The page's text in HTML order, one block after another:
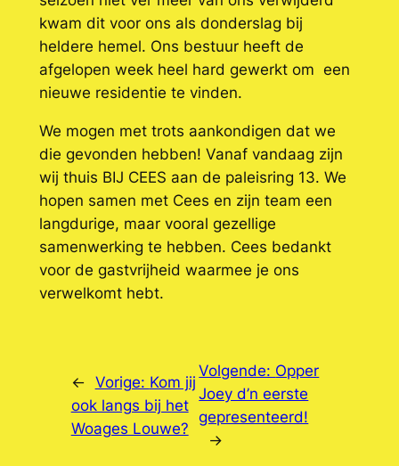
kwam dit voor ons als donderslag bij
heldere hemel. Ons bestuur heeft de
afgelopen week heel hard gewerkt om een
nieuwe residentie te vinden.
We mogen met trots aankondigen dat we
die gevonden hebben! Vanaf vandaag zijn
wij thuis BIJ CEES aan de paleisring 13. We
hopen samen met Cees en zijn team een
langdurige, maar vooral gezellige
samenwerking te hebben. Cees bedankt
voor de gastvrijheid waarmee je ons
verwelkomt hebt.
← Vorige: Kom jij
ook langs bij het
Woages Louwe?
Volgende: Opper
Joey d’n eerste
gepresenteerd!
→